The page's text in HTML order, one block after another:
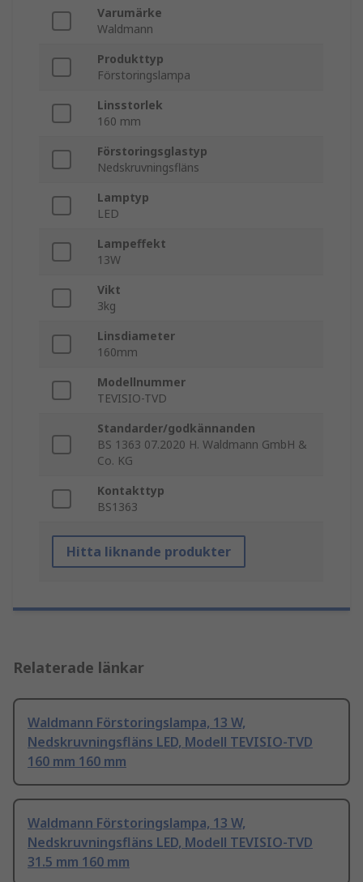
Varumärke
Waldmann
Produkttyp
Förstoringslampa
Linsstorlek
160 mm
Förstoringsglastyp
Nedskruvningsfläns
Lamptyp
LED
Lampeffekt
13W
Vikt
3kg
Linsdiameter
160mm
Modellnummer
TEVISIO-TVD
Standarder/godkännanden
BS 1363 07.2020 H. Waldmann GmbH &
Co. KG
Kontakttyp
BS1363
Hitta liknande produkter
Relaterade länkar
Waldmann Förstoringslampa, 13 W,
Nedskruvningsfläns LED, Modell TEVISIO-TVD
160 mm 160 mm
Waldmann Förstoringslampa, 13 W,
Nedskruvningsfläns LED, Modell TEVISIO-TVD
31.5 mm 160 mm